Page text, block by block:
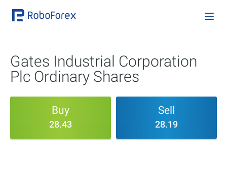
Gates Industrial Corporation
Plc Ordinary Shares
Buy
28.43
Sell
28.19